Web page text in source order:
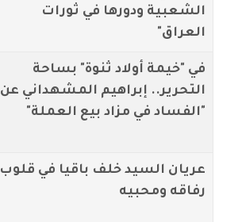
الشعبية ودورها في ثورات
العراق"
في "خيمة أولاد ثنوة" بساحة
التحرير.. إبراهيم المشهداني عن
"الفساد في مزاد بيع العملة"
عريان السيد خلف باقيا في قلوب
رفاقه ومحبيه